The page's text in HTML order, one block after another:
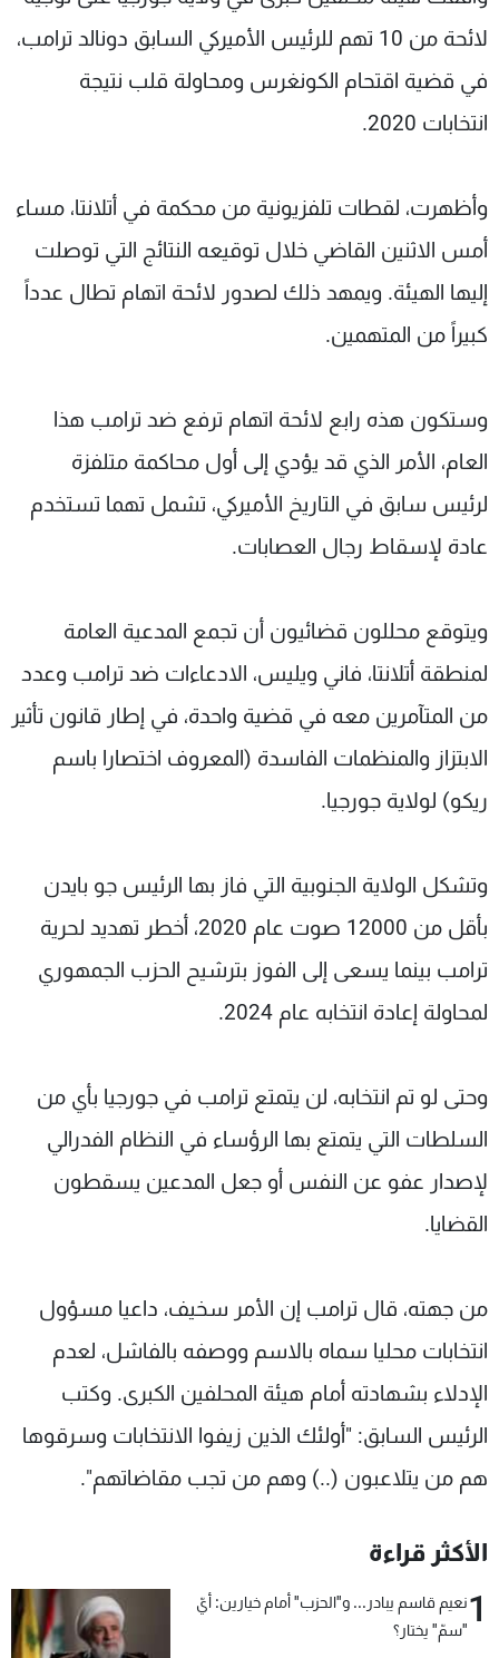
لائحة من 10 تهم للرئيس الأميركي السابق دونالد ترامب،
في قضية اقتحام الكونغرس ومحاولة قلب نتيجة
انتخابات 2020.
وأظهرت، لقطات تلفزيونية من محكمة في أتلانتا، مساء
أمس الاثنين القاضي خلال توقيعه النتائج التي توصلت
إليها الهيئة. ويمهد ذلك لصدور لائحة اتهام تطال عدداً
كبيراً من المتهمين.
وستكون هذه رابع لائحة اتهام ترفع ضد ترامب هذا
العام، الأمر الذي قد يؤدي إلى أول محاكمة متلفزة
لرئيس سابق في التاريخ الأميركي، تشمل تهما تستخدم
عادة لإسقاط رجال العصابات.
ويتوقع محللون قضائيون أن تجمع المدعية العامة
لمنطقة أتلانتا، فاني ويليس، الادعاءات ضد ترامب وعدد
من المتآمرين معه في قضية واحدة، في إطار قانون تأثير
الابتزاز والمنظمات الفاسدة (المعروف اختصارا باسم
ريكو) لولاية جورجيا.
وتشكل الولاية الجنوبية التي فاز بها الرئيس جو بايدن
بأقل من 12000 صوت عام 2020، أخطر تهديد لحرية
ترامب بينما يسعى إلى الفوز بترشيح الحزب الجمهوري
لمحاولة إعادة انتخابه عام 2024.
وحتى لو تم انتخابه، لن يتمتع ترامب في جورجيا بأي من
السلطات التي يتمتع بها الرؤساء في النظام الفدرالي
لإصدار عفو عن النفس أو جعل المدعين يسقطون
القضايا.
من جهته، قال ترامب إن الأمر سخيف، داعيا مسؤول
انتخابات محليا سماه بالاسم ووصفه بالفاشل، لعدم
الإدلاء بشهادته أمام هيئة المحلفين الكبرى. وكتب
الرئيس السابق: "أولئك الذين زيفوا الانتخابات وسرقوها
هم من يتلاعبون (..) وهم من تجب مقاضاتهم".
الأكثر قراءة
1نعيم قاسم يبادر... و"الحزب" أمام خيارين: أيّ
"سمّ" يختار؟
شاهد البرامج
الترددات
عن MTV
سياسة الخصوصية